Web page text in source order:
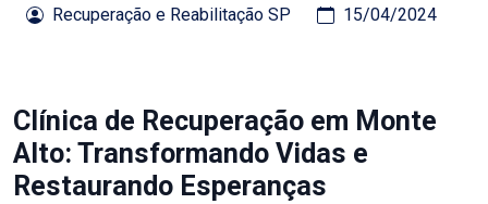
Recuperação e Reabilitação SP 15/04/2024
Clínica de Recuperação em Monte
Alto: Transformando Vidas e
Restaurando Esperanças